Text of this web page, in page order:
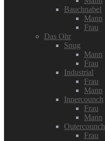
Bauchnabel
Mann
Frau
Das Ohr
Snug
Mann
Frau
Industrial
Frau
Mann
Innercounch
Frau
Mann
Outercounch
Frau